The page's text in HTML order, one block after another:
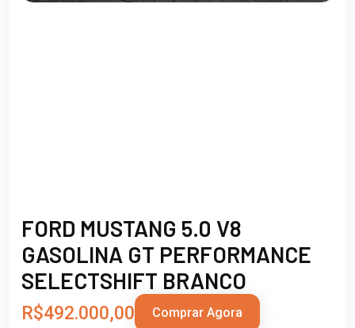
FORD MUSTANG 5.0 V8
GASOLINA GT PERFORMANCE
SELECTSHIFT BRANCO
R$492.000,00 Comprar Agora